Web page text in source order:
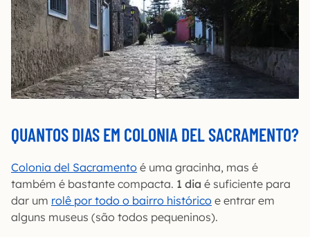
QUANTOS DIAS EM COLONIA DEL SACRAMENTO?
Colonia del Sacramento é uma gracinha, mas é
também é bastante compacta. 1 dia é suficiente para
dar um rolê por todo o bairro histórico e entrar em
alguns museus (são todos pequeninos).